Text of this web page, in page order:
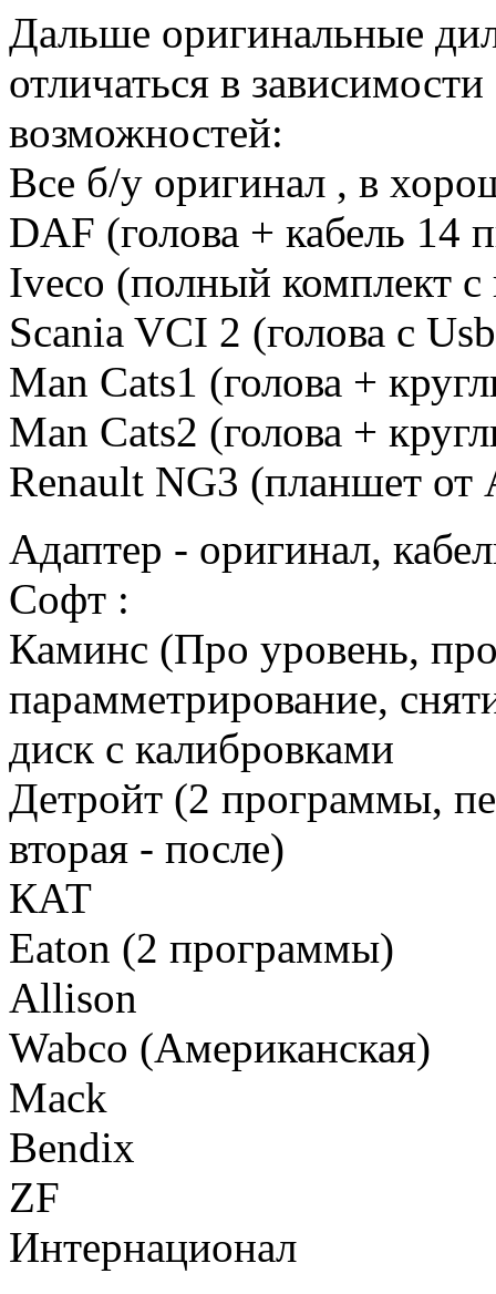
Дальше оригинальные
отличаться в
возможностей:
Все б/у оригинал , в
DAF (голова + кабель 14
Iveco (полный комплект
Scania VCI 2 (голова с
Man Cats1 (голова +
Man Cats2 (голова +
Renault NG3 (планшет от
Адаптер - оригинал,
Софт :
Каминс (Про уровень,
парамметрирование,
диск с калибровками
Детройт (2 программы,
вторая - после)
КАТ
Eaton (2 программы)
Allison
Wabco (Американская)
Mack
Bendix
ZF
Интернационал